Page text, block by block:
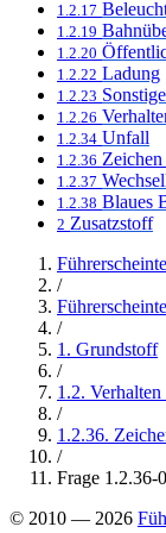
1.2.17
1.2.19
1.2.20
1.2.22 Ladung
1.2.23
1.2.26
1.2.34 Unfall
1.2.36
1.2.37
1.2.38 Blaues
2 Zusatzstoff
/
/
1. Grundstoff
/
1.2.
/
1.2.36.
/
Frage 1.2.36-
© 2010 — 2026